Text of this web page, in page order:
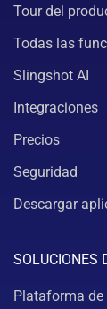
Tour del
Todas las
Slingshot AI
Integraciones
Precios
Seguridad
Descargar
SOLUCIONES
Plataforma